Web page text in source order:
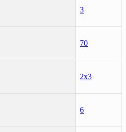
3
70
2х3
6